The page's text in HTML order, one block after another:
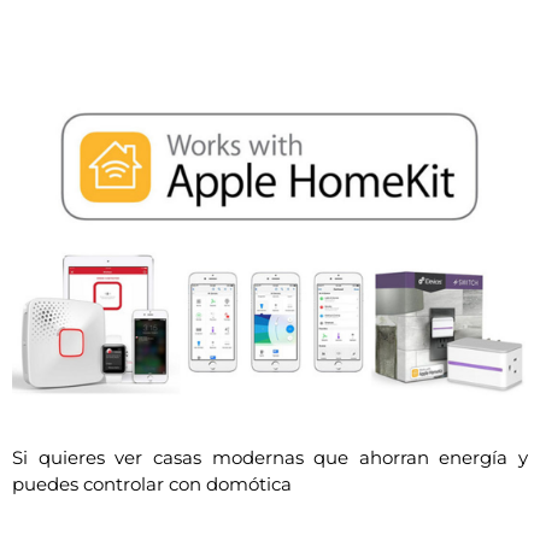
Si quieres ver casas modernas que ahorran energía y
puedes controlar con domótica